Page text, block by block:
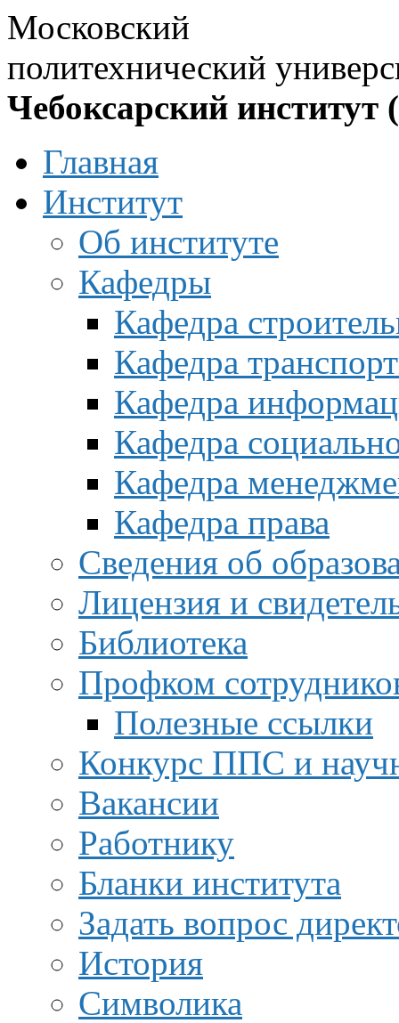
Московский
политехнический
Чебоксарский институт
Главная
Институт
Об институте
Кафедры
Кафедра
Кафедра
Кафедра
Кафедра
Кафедра
Кафедра права
Сведения об
Лицензия и
Библиотека
Профком
Полезные ссылки
Конкурс ППС и
Вакансии
Работнику
Бланки института
Задать вопрос
История
Символика